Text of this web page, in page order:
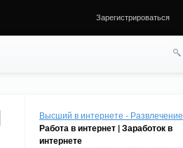
Зарегистрироваться
Высший в интернете - Развлечение
Работа в интернет | Заработок в
интернете